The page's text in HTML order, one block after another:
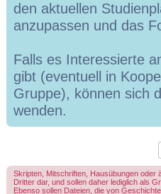
den aktuellen
anzupassen und das
Falls es Interessierte
gibt (eventuell in
Gruppe), können sich
wenden.
Skripten, Mitschriften, Hausübungen oder
Dritter dar, und sollen daher lediglich als
Ebenso sollen Dateien, die von